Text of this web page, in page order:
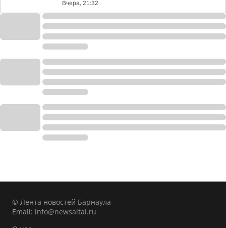
Вчера, 21:32
© Лента новостей Барнаула
Email: info@newsaltai.ru